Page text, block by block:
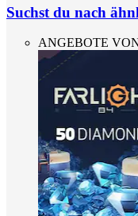
Suchst du nach
ANGEBOTE